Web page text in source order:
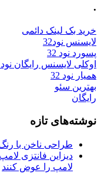
.
خرید بک لینک دائمی
لایسنس نود32
پسورد نود 32
اوکلی لایسنس رایگان نود 32
همیار نود 32
بهترین سئو
رایگان
نوشته‌های تازه
طراحی ناخن با
دیزاین فانتزی
لامپ را عوض کنند